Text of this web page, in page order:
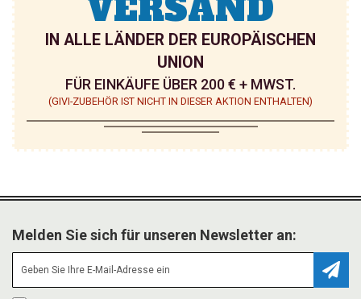
VERSAND
IN ALLE LÄNDER DER EUROPÄISCHEN
UNION
FÜR EINKÄUFE ÜBER 200 € + MWST.
(GIVI-ZUBEHÖR IST NICHT IN DIESER AKTION ENTHALTEN)
Melden Sie sich für unseren Newsletter an: